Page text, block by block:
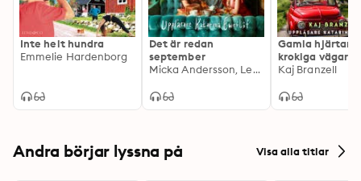
Inte helt hundra
Emmelie Hardenborg
Det är redan
september
Micka Andersson, Lena Anderfelt
Gamla hjärtan
krokiga vägar
Kaj Branzell
Andra börjar lyssna på Visa alla titlar